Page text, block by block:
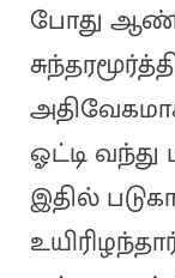
போது
ஓட்டி
இதில்